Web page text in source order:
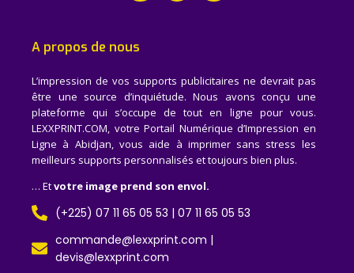
A propos de nous
L’impression de vos supports publicitaires ne devrait pas
être une source d’inquiétude. Nous avons conçu une
plateforme qui s’occupe de tout en ligne pour vous.
LEXXPRINT.COM, votre Portail Numérique d’Impression en
Ligne à Abidjan, vous aide à imprimer sans stress les
meilleurs supports personnalisés et toujours bien plus.
… Etvotre image prend son envol.
(+225) 07 11 65 05 53 | 07 11 65 05 53
commande@lexxprint.com |
devis@lexxprint.com